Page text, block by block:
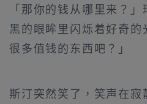
「那你的钱从哪里来？
黑的眼眸里闪烁着好奇
很多值钱的东西吧？」
斯汀突然笑了，笑声在寂